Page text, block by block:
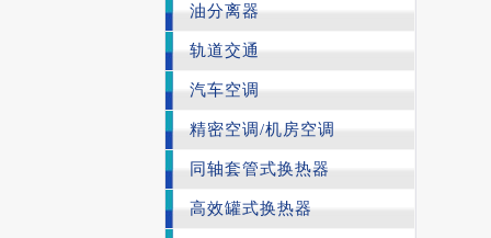
油分离器
轨道交通
汽车空调
精密空调/机房空调
同轴套管式换热器
高效罐式换热器